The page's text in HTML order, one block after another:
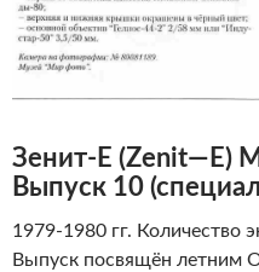
Зенит-Е (Zenit— E)
Выпуск 10
1979-1980 гг. Количество
Выпуск посвящён летним